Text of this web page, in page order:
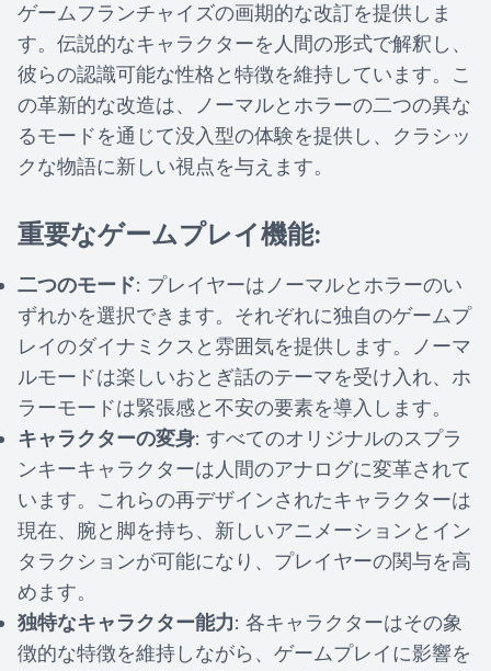
ゲームフランチャイズの画期的な改訂を提供しま
す。伝説的なキャラクターを人間の形式で解釈し、
彼らの認識可能な性格と特徴を維持しています。こ
の革新的な改造は、ノーマルとホラーの二つの異な
るモードを通じて没入型の体験を提供し、クラシッ
クな物語に新しい視点を与えます。
重要なゲームプレイ機能:
二つのモード: プレイヤーはノーマルとホラーのい
ずれかを選択できます。それぞれに独自のゲームプ
レイのダイナミクスと雰囲気を提供します。ノーマ
ルモードは楽しいおとぎ話のテーマを受け入れ、ホ
ラーモードは緊張感と不安の要素を導入します。
キャラクターの変身: すべてのオリジナルのスプラ
ンキーキャラクターは人間のアナログに変革されて
います。これらの再デザインされたキャラクターは
現在、腕と脚を持ち、新しいアニメーションとイン
タラクションが可能になり、プレイヤーの関与を高
めます。
独特なキャラクター能力: 各キャラクターはその象
徴的な特徴を維持しながら、ゲームプレイに影響を